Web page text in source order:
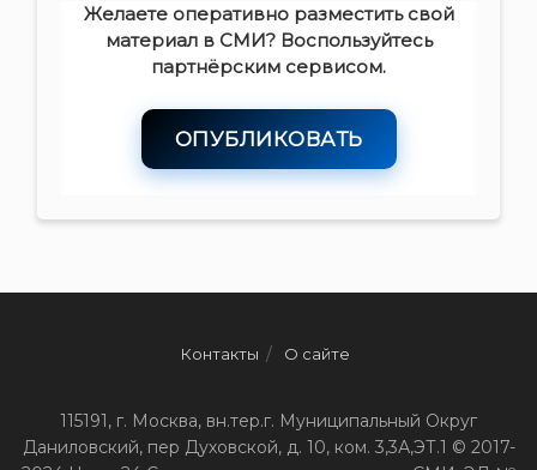
Желаете оперативно разместить свой
материал в СМИ? Воспользуйтесь
партнёрским сервисом.
ОПУБЛИКОВАТЬ
Контакты О сайте
115191, г. Москва, вн.тер.г. Муниципальный Округ
Даниловский, пер Духовской, д. 10, ком. 3,3А,ЭТ.1 © 2017-